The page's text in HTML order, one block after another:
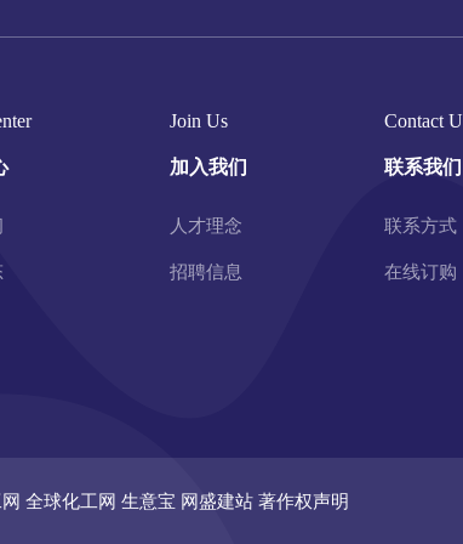
Join Us
加入我们
人才理念
招聘信息
Contact
联系我们
联系方式
在线订购
全球化工网 生意宝 网盛建站 著作权声明